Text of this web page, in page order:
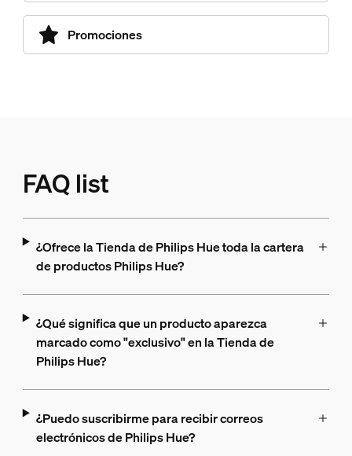
Promociones
FAQ list
¿Ofrece la Tienda de Philips Hue toda la cartera
de productos Philips Hue?
¿Qué significa que un producto aparezca
marcado como "exclusivo" en la Tienda de
Philips Hue?
¿Puedo suscribirme para recibir correos
electrónicos de Philips Hue?